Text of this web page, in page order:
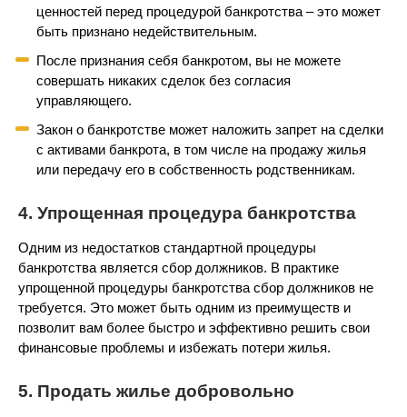
ценностей перед процедурой банкротства – это может
быть признано недействительным.
После признания себя банкротом, вы не можете
совершать никаких сделок без согласия
управляющего.
Закон о банкротстве может наложить запрет на сделки
с активами банкрота, в том числе на продажу жилья
или передачу его в собственность родственникам.
4. Упрощенная процедура банкротства
Одним из недостатков стандартной процедуры
банкротства является сбор должников. В практике
упрощенной процедуры банкротства сбор должников не
требуется. Это может быть одним из преимуществ и
позволит вам более быстро и эффективно решить свои
финансовые проблемы и избежать потери жилья.
5. Продать жилье добровольно